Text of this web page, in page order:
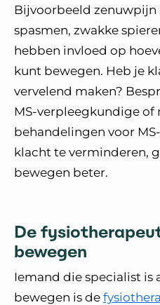
Bijvoorbeeld zenuwpijn
spasmen, zwakke
hebben invloed op
kunt bewegen. Heb je
vervelend maken?
MS-verpleegkundige of
behandelingen voor
klacht te verminderen,
bewegen beter.
De
bewegen
Iemand die specialist is
bewegen is de